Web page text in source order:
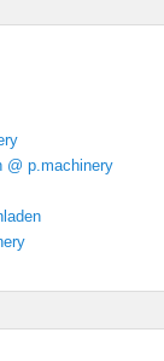
@ p.machinery